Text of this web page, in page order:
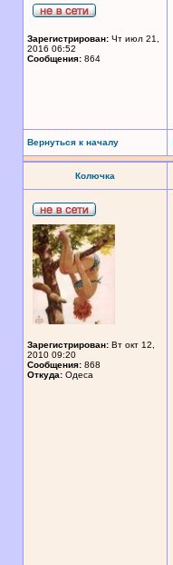
Зарегистрирован: Чт июл 21,
2016 06:52
Сообщения: 864
Вернуться к началу
Колючка
Зарегистрирован: Вт окт 12,
2010 09:20
Сообщения: 868
Откуда: Одеса